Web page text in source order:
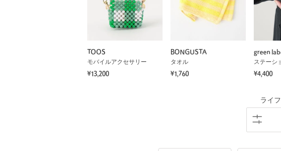
TOOS
モバイルアクセサリー
¥13,200
BONGUSTA
タオル
¥1,760
green
¥4,400
ライ